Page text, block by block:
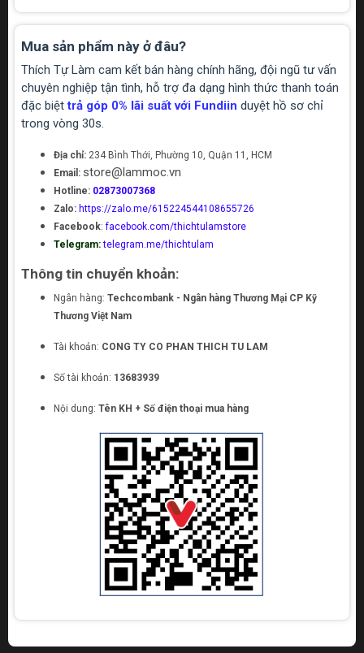
Mua sản phẩm này ở đâu?
Thích Tự Làm cam kết bán hàng chính hãng, đội ngũ tư vấn
chuyên nghiệp tận tình, hỗ trợ đa dạng hình thức thanh toán
đặc biệttrả góp 0% lãi suất với Fundiin duyệt hồ sơ chỉ
trong vòng 30s.
Địa chỉ: 234 Bình Thới, Phường 10, Quận 11, HCM
Email: store@lammoc.vn
Hotline: 02873007368
Zalo: https://zalo.me/615224544108655726
Facebook:facebook.com/thichtulamstore
Telegram: telegram.me/thichtulam
Thông tin chuyển khoản:
Ngân hàng: Techcombank - Ngân hàng Thương Mại CP Kỹ
Thương Việt Nam
Tài khoản: CONG TY CO PHAN THICH TU LAM
Số tài khoản: 13683939
Nội dung: Tên KH + Số điện thoại mua hàng